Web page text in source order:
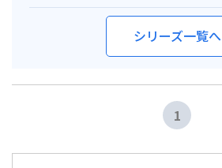
シリーズ一覧へ
1